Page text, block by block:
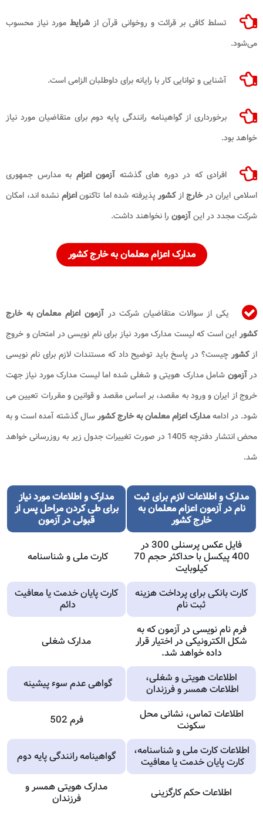
تسلط کافی بر قرائت و روخوانی قرآن از شرایط مورد نیاز محسوب
می‌شود.
آشنایی و توانایی کار با رایانه برای داوطلبان الزامی است.
برخورداری از گواهینامه رانندگی پایه دوم برای متقاضیان مورد نیاز
خواهد بود.
افرادی که در دوره‌ های گذشته آزمون اعزام به مدارس جمهوری
اسلامی ایران درخارجازکشورپذیرفته شده اما تاکنوناعزام نشده‌ اند، امکان
شرکت مجدد در اینآزمون را نخواهند داشت.
مدارک اعزام معلمان به خارج کشور
یکی از سوالات متقاضیان شرکت در آزمون اعزام معلمان به خارج
کشوراین است که لیست مدارک مورد نیاز برای نام نویسی در امتحان و خروج
ازکشورچیست؟ در پاسخ باید توضیح داد که مستندات لازم برای نام نویسی
درآزمون شامل مدارک هویتی و شغلی شده اما لیست مدارک مورد نیاز جهت
خروج از ایران و ورود به مقصد، بر اساس مقصد و قوانین و مقررات تعیین می
شود. در ادامهمدارک اعزام معلمان به خارج کشورسال گذشته آمده است و به
محض انتشار دفترچه 1405 در صورت تغییرات جدول زیر به روزرسانی خواهد
شد.
مدارک و اطلاعات لازم برای ثبت
نام در آزمون اعزام معلمان به
خارج کشور
مدارک و اطلاعات مورد نیاز
برای طی کردن مراحل پس از
قبولی در آزمون
فایل عکس پرسنلی 300 در
400 پیکسل با حداکثر حجم 70
کیلوبایت
کارت ملی و شناسنامه
کارت بانکی برای پرداخت هزینه
ثبت نام
کارت پایان خدمت یا معافیت
دائم
فرم نام نویسی در آزمون که به
شکل الکترونیکی در اختیار قرار
داده خواهد شد.
مدارک شغلی
اطلاعات هویتی و شغلی،
اطلاعات همسر و فرزندان
گواهی عدم سوء پیشینه
اطلاعات تماس، نشانی محل
سکونت
فرم 502
اطلاعات کارت ملی و شناسنامه،
کارت پایان خدمت یا معافیت
گواهینامه رانندگی پایه دوم
اطلاعات حکم کارگزینی
مدارک هویتی همسر و
فرزندان